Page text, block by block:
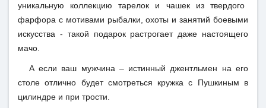
уникальную коллекцию тарелок и чашек из твердого
фарфора с мотивами рыбалки, охоты и занятий боевыми
искусства - такой подарок растрогает даже настоящего
мачо.
А если ваш мужчина – истинный джентльмен на его
столе отлично будет смотреться кружка с Пушкиным в
цилиндре и при трости.